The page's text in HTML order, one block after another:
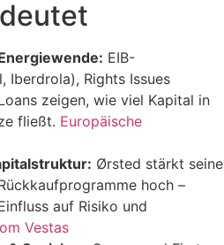
EIB-
Iberdrola), Rights Issues
zeigen, wie viel Kapital in
fließt. Europäische
Ørsted stärkt seine
hoch –
auf Risiko und
Vestas